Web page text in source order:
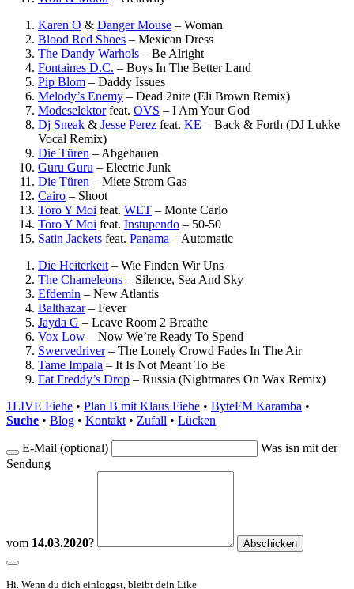
Karen O & Danger Mouse – Woman
Blood Red Shoes – Mexican Dress
The Dandy Warhols – Be Alright
Fontaines D.C. – Boys In The Better Land
Pip Blom – Daddy Issues
Melody’s Enemy – Dead 2nite (Eli Brown Remix)
Modeselektorfeat. OVS – I Am Your God
Dj Sneak & Jesse Perez feat. KE – Back & Forth (DJ Lukke
Vocal Remix)
Die Türen – Abgehauen
Guru Guru – Electric Junk
Die Türen – Miete Strom Gas
Cairo – Shoot
Toro Y Moi feat. WET – Monte Carlo
Toro Y Moi feat. Instupendo – 50-50
Satin Jackets feat. Panama – Automatic
Die Heiterkeit – Wie Finden Wir Uns
The Chameleons – Silence, Sea And Sky
Efdemin – New Atlantis
Balthazar– Fever
Jayda G – Leave Room 2 Breathe
Vox Low – Now We’re Ready To Spend
Swervedriver– The Lonely Crowd Fades In The Air
Tame Impala – It Is Not Meant To Be
Fat Freddy’s Drop – Russia (Nightmares On Wax Remix)
1LIVE Fiehe • Plan B mit Klaus Fiehe • ByteFM Karamba •
Suche • Blog • Kontakt • Zufall • Lücken
E-Mail (optional)
Was isn mit der
Sendung
vom 14.03.2020?
Hi. Wenn du dich einloggst, bleibt dein Like